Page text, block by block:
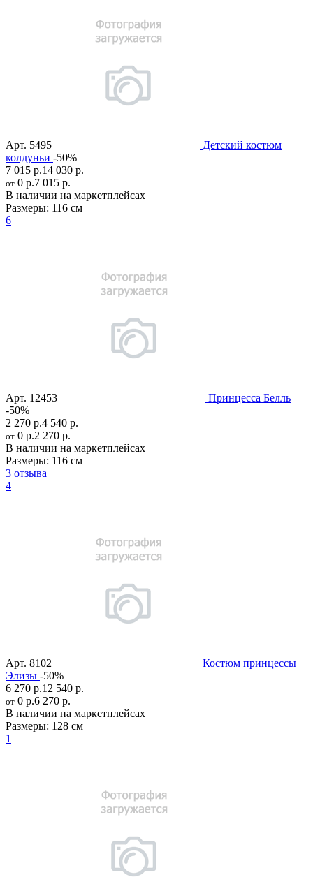
Арт. 5495
Детский костюм
колдуньи -50%
7 015 р.14 030 р.
от 0 р.7 015 р.
В наличии на маркетплейсах
Размеры: 116 см
6
Арт. 12453
Принцесса Белль
-50%
2 270 р.4 540 р.
от 0 р.2 270 р.
В наличии на маркетплейсах
Размеры: 116 см
3 отзыва
4
Арт. 8102
Костюм принцессы
Элизы -50%
6 270 р.12 540 р.
от 0 р.6 270 р.
В наличии на маркетплейсах
Размеры: 128 см
1